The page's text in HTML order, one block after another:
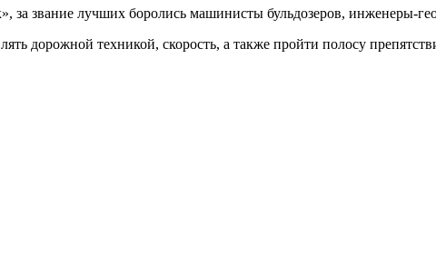
за звание лучших боролись машинисты бульдозеров, инженеры-
дорожной техникой, скорость, а также пройти полосу